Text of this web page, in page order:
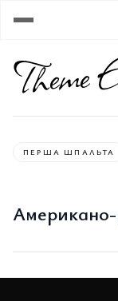
ПЕРША ШПАЛЬТА
Американо-